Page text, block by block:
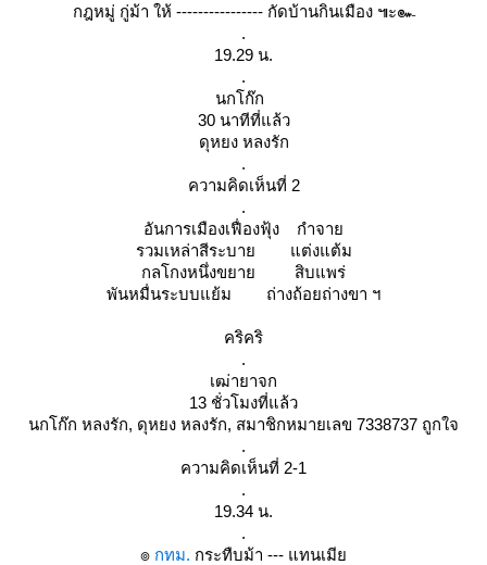
กฎหมู่ กู่ม้า ให้ ---------------- กัดบ้านกินเมือง ๚ะ๛
.
19.29 น.
.
นกโก๊ก
30 นาทีที่แล้ว
ดุหยง หลงรัก
.
ความคิดเห็นที่ 2
.
อันการเมืองเฟื่องฟุ้ง กำจา
รวมเหล่าสีระบาย แต่งแต้ม
กลโกงหนึ่งขยาย สิบแพร่
พันหมื่นระบบแย้ม ถ่างถ้อยถ่างขา ฯ
คริคริ
.
เฒ่ายาจก
13 ชั่วโมงที่แล้ว
นกโก๊ก หลงรัก, ดุหยง หลงรัก, สมาชิกหมายเลข 7338737 ถูกใจ
.
ความคิดเห็นที่ 2-1
.
19.34 น.
.
๏ กทม. กระทืบม้า --- แทนเมี